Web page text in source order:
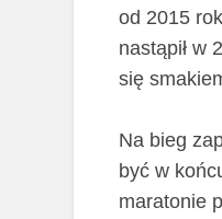
od 2015
nastąpił w
się
Na bieg
być w
maratonie